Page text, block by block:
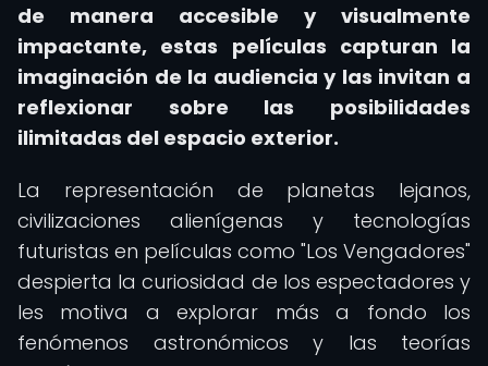
de manera accesible y visualmente
impactante, estas películas capturan la
imaginación de la audiencia y las invitan a
reflexionar sobre las posibilidades
ilimitadas del espacio exterior.
La representación de planetas lejanos,
civilizaciones alienígenas y tecnologías
futuristas en películas como "Los Vengadores"
despierta la curiosidad de los espectadores y
les motiva a explorar más a fondo los
fenómenos astronómicos y las teorías